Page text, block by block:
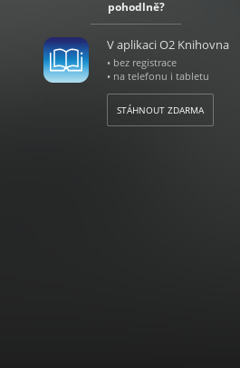
pohodlně?
V aplikaci O2 Knihovna
• bez registrace
• na telefonu i tabletu
STÁHNOUT ZDARMA